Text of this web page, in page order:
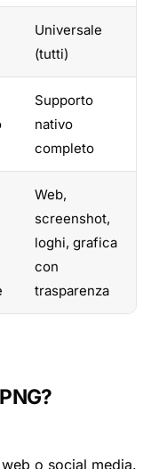
Universale
(tutti)
Supporto
nativo
completo
Web,
screenshot,
loghi, grafica
con
trasparenza
o social media.